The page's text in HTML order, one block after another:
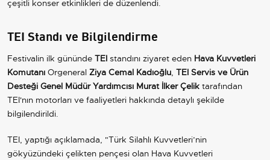
çeşitli konser etkinlikleri de düzenlendi.
TEI Standı ve Bilgilendirme
Festivalin ilk gününde TEI standını ziyaret eden Hava Kuvvetleri
Komutanı Orgeneral Ziya Cemal Kadıoğlu, TEI Servis ve Ürün
Desteği Genel Müdür Yardımcısı Murat İlker Çelik tarafından
TEI'nın motorları ve faaliyetleri hakkında detaylı şekilde
bilgilendirildi.
TEI, yaptığı açıklamada, "Türk Silahlı Kuvvetleri’nin
gökyüzündeki çelikten pençesi olan Hava Kuvvetleri